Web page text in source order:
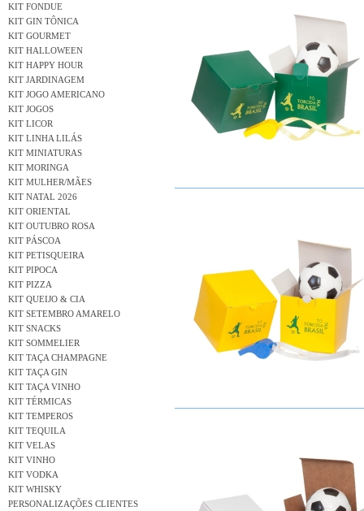
KIT FONDUE
KIT GIN TÔNICA
KIT GOURMET
KIT HALLOWEEN
KIT HAPPY HOUR
KIT JARDINAGEM
KIT JOGO AMERICANO
KIT JOGOS
KIT LICOR
KIT LINHA LILÁS
KIT MINIATURAS
KIT MORINGA
KIT MULHER/MÃES
KIT NATAL 2026
KIT ORIENTAL
KIT OUTUBRO ROSA
KIT PÁSCOA
KIT PETISQUEIRA
KIT PIPOCA
KIT PIZZA
KIT QUEIJO & CIA
KIT SETEMBRO AMARELO
KIT SNACKS
KIT SOMMELIER
KIT TAÇA CHAMPAGNE
KIT TAÇA GIN
KIT TAÇA VINHO
KIT TÉRMICAS
KIT TEMPEROS
KIT TEQUILA
KIT VELAS
KIT VINHO
KIT VODKA
KIT WHISKY
PERSONALIZAÇÕES CLIENTES